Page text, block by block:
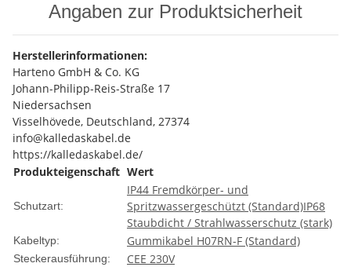
Angaben zur Produktsicherheit
Herstellerinformationen:
Harteno GmbH & Co. KG
Johann-Philipp-Reis-Straße 17
Niedersachsen
Visselhövede, Deutschland, 27374
info@kalledaskabel.de
https://kalledaskabel.de/
Produkteigenschaft Wert
Schutzart:
IP44 Fremdkörper- und
Spritzwassergeschützt (Standard)IP68
Staubdicht / Strahlwasserschutz (stark)
Kabeltyp: Gummikabel H07RN-F (Standard)
Steckerausführung: CEE 230V